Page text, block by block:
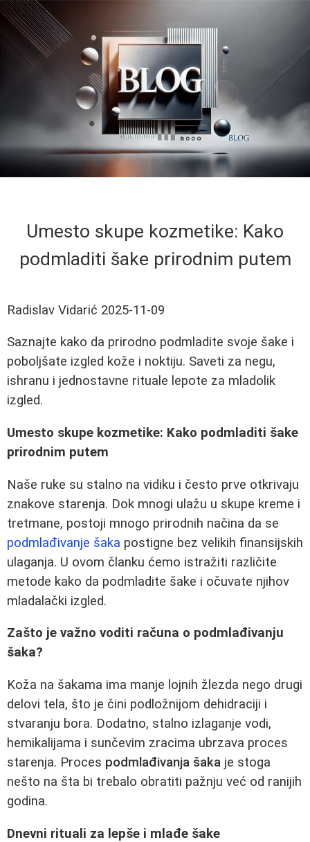
Umesto skupe kozmetike: Kako
podmladiti šake prirodnim putem
Radislav Vidarić 2025-11-09
Saznajte kako da prirodno podmladite svoje šake i
poboljšate izgled kože i noktiju. Saveti za negu,
ishranu i jednostavne rituale lepote za mladolik
izgled.
Umesto skupe kozmetike: Kako podmladiti šake
prirodnim putem
Naše ruke su stalno na vidiku i često prve otkrivaju
znakove starenja. Dok mnogi ulažu u skupe kreme i
tretmane, postoji mnogo prirodnih načina da se
podmlađivanje šaka postigne bez velikih finansijskih
ulaganja. U ovom članku ćemo istražiti različite
metode kako da podmladite šake i očuvate njihov
mladalački izgled.
Zašto je važno voditi računa o podmlađivanju
šaka?
Koža na šakama ima manje lojnih žlezda nego drugi
delovi tela, što je čini podložnijom dehidraciji i
stvaranju bora. Dodatno, stalno izlaganje vodi,
hemikalijama i sunčevim zracima ubrzava proces
starenja. Proces podmlađivanja šaka je stoga
nešto na šta bi trebalo obratiti pažnju već od ranijih
godina.
Dnevni rituali za lepše i mlađe šake